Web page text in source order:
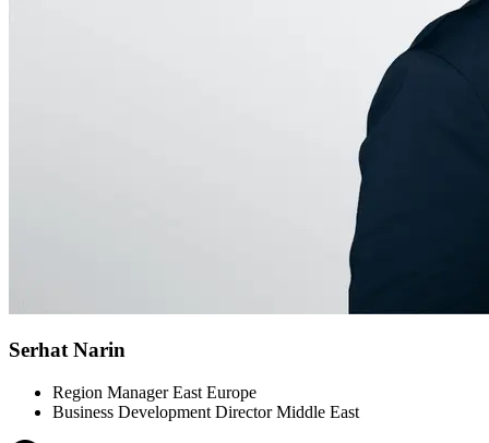
Serhat Narin
Region Manager East Europe
Business Development Director Middle East